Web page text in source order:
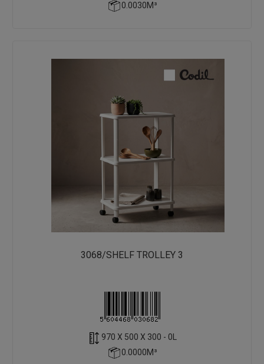
0.0030M³
3068/SHELF TROLLEY 3
970 X 500 X 300 - 0L
0.0000M³